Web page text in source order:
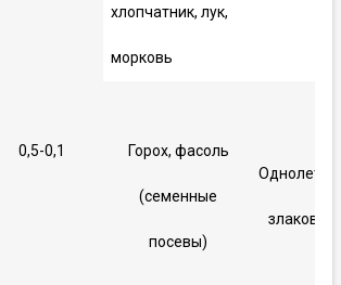
хлопчатник, лук,
морковь
0,5-0,1 Горох, фасоль
(семенные
посевы)
злаковые